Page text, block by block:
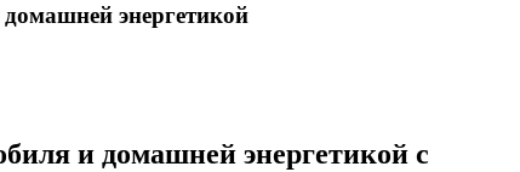
энергетикой
и домашней энергетикой с